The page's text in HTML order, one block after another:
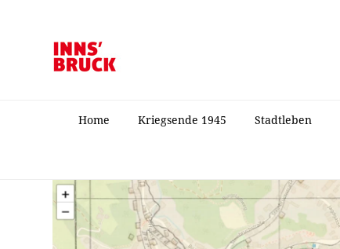
Home Kriegsende 1945 Stadtleben